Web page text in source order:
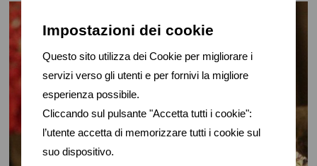
Impostazioni dei cookie
Questo sito utilizza dei Cookie per migliorare i
servizi verso gli utenti e per fornivi la migliore
esperienza possibile.
Cliccando sul pulsante "Accetta tutti i cookie":
l’utente accetta di memorizzare tutti i cookie sul
suo dispositivo.